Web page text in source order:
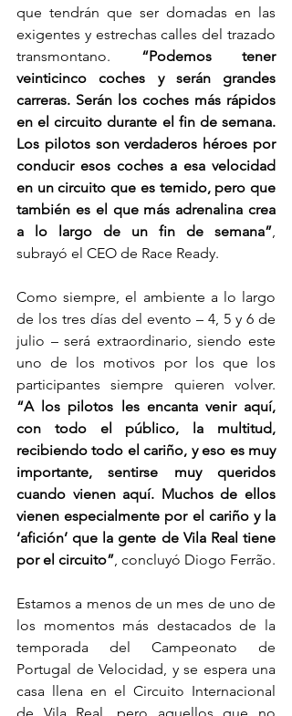
que tendrán que ser domadas en las
exigentes y estrechas calles del trazado
transmontano. “Podemos tener
veinticinco coches y serán grandes
carreras. Serán los coches más rápidos
en el circuito durante el fin de semana.
Los pilotos son verdaderos héroes por
conducir esos coches a esa velocidad
en un circuito que es temido, pero que
también es el que más adrenalina crea
a lo largo de un fin de semana”
subrayó el CEO de Race Ready.
Como siempre, el ambiente a lo largo
de los tres días del evento – 4, 5 y 6 de
julio – será extraordinario, siendo este
uno de los motivos por los que los
“A los pilotos les encanta venir aquí,
con todo el público, la multitud,
recibiendo todo el cariño, y eso es muy
importante, sentirse muy queridos
cuando vienen aquí. Muchos de ellos
vienen especialmente por el cariño y la
‘afición’ que la gente de Vila Real tiene
por el circuito” , concluyó Diogo Ferrão.
Estamos a menos de un mes de uno de
los momentos más destacados de la
temporada del Campeonato de
Portugal de Velocidad, y se espera una
casa llena en el Circuito Internacional
de Vila Real, pero aquellos que no